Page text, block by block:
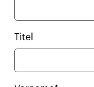
Titel